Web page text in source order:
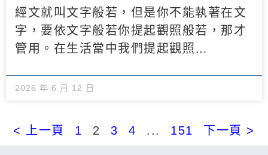
經文就叫文字般若，但是你不能執著在文
字，要依文字般若你提起觀照般若，那才
管用。在生活當中我們提起觀照…
2026 年 6 月 12 日
< 上一頁 1 2 3 4 ... 151 下一頁 >